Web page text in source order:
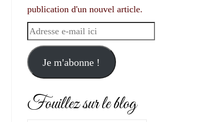
publication d'un nouvel article.
Adresse
mail
ici
Je m'abonne !
Fouillez sur le blog